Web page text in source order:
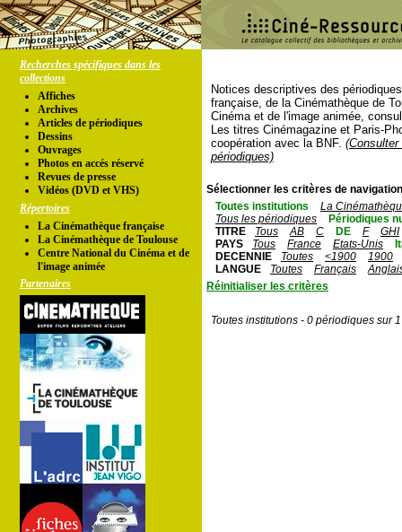
Recherches spécifiques dans les
collections
Affiches
Archives
Articles de périodiques
Dessins
Ouvrages
Photos en accés réservé
Revues de presse
Vidéos (DVD et VHS)
Répertoires
La Cinémathèque française
La Cinémathèque de Toulouse
Centre National du Cinéma et de
l'image animée
Partenaires
Notices descriptives des
française, de la Cinémathèque de
Cinéma et de l'image animée,
Les titres Cinémagazine et Paris-
coopération avec la BNF.
périodiques)
Sélectionner les critères de
Toutes institutions
La
Tous les périodiques
Périodiques
TITRE
Tous AB C DE F
GHI
PAYS
Tous France Etats-Unis
DECENNIE
Toutes <1900
1900
LANGUE
Toutes Français
Réinitialiser les critères
Toutes institutions - 0 périodiques sur